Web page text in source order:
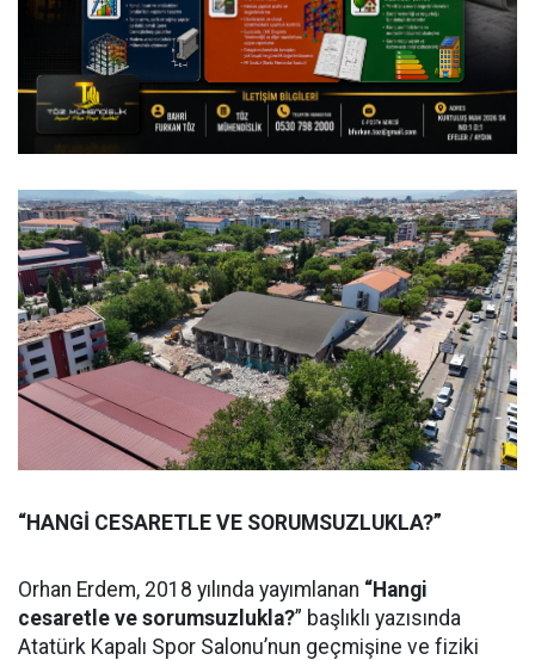
“HANGİ CESARETLE VE SORUMSUZLUKLA?”
Orhan Erdem, 2018 yılında yayımlanan “Hangi
cesaretle ve sorumsuzlukla?” başlıklı yazısında
Atatürk Kapalı Spor Salonu’nun geçmişine ve fiziki